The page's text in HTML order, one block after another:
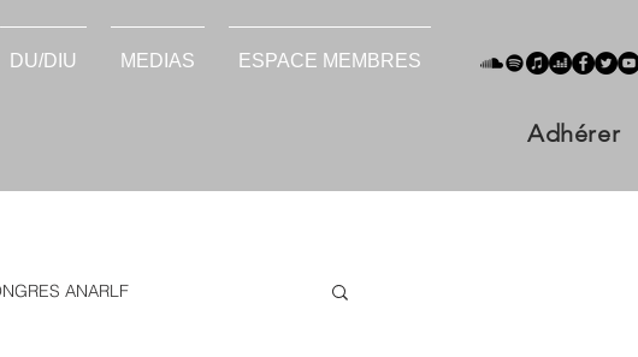
DU/DIU MEDIAS ESPACE MEMBRES
Adhérer
ANARLF